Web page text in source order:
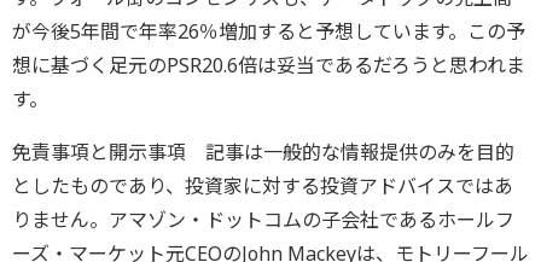
が今後5年間で年率26％増加すると予想しています。この予
想に基づく足元のPSR20.6倍は妥当であるだろうと思われま
す。
免責事項と開示事項 記事は一般的な情報提供のみを目的
としたものであり、投資家に対する投資アドバイスではあ
りません。アマゾン・ドットコムの子会社であるホールフ
ーズ・マーケット元CEOのJohn Mackeyは、モトリーフール